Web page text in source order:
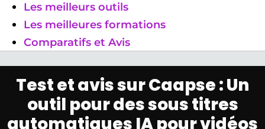
Les meilleurs outils
Les meilleures formations
Comparatifs et Avis
Test et avis sur Caapse : Un
outil pour des sous titres
automatiques IA pour vidéos